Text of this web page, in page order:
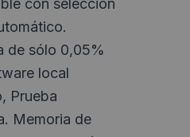
con selección
de sólo 0,05%
local
Prueba
Memoria de